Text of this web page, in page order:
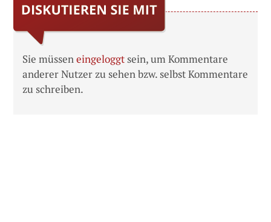
Sie müsseneingeloggt sein, um Kommentare
anderer Nutzer zu sehen bzw. selbst Kommentare
zu schreiben.